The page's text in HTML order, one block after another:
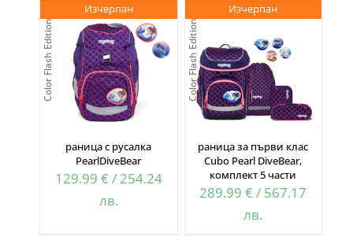
Изчерпан
Color Flash Edition
раница с русалка
PearlDiveBear
129.99 € /254.24
лв.
Изчерпан
Color Flash Edition
раница за първи клас
Cubo Pearl DiveBear,
комплект 5 части
289.99€ / 567.17
лв.